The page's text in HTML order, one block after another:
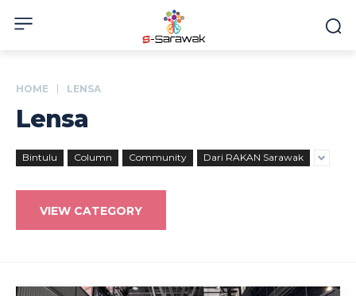
HOME LENSA
Lensa
Bintulu Column Community Dari RAKAN Sarawak
VIEW CATEGORY